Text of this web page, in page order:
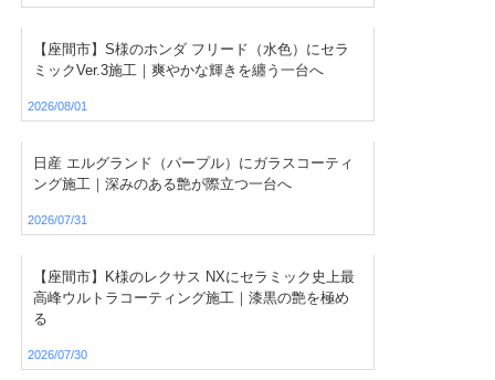
【座間市】S様のホンダ フリード（水色）にセラ
ミックVer.3施工｜爽やかな輝きを纏う一台へ
2026/08/01
日産 エルグランド（パープル）にガラスコーティ
ング施工｜深みのある艶が際立つ一台へ
2026/07/31
【座間市】K様のレクサス NXにセラミック史上最
高峰ウルトラコーティング施工｜漆黒の艶を極め
る
2026/07/30